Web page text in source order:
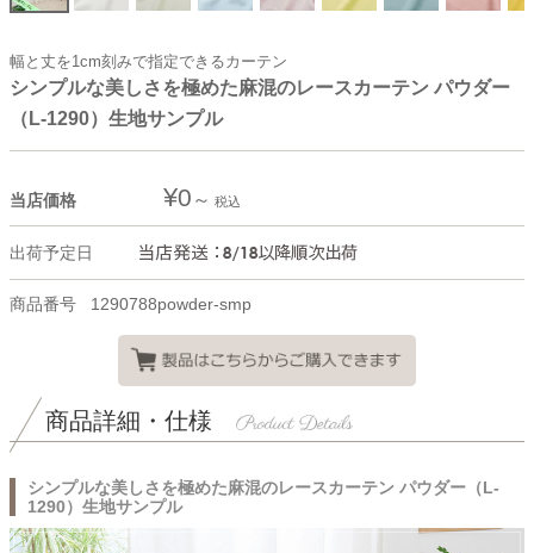
幅と丈を1cm刻みで指定できるカーテン
シンプルな美しさを極めた麻混のレースカーテン パウダー
（L-1290）生地サンプル
当店価格 ¥0 税込
出荷予定日
商品番号 1290788powder-smp
商品詳細・仕様
シンプルな美しさを極めた麻混のレースカーテン パウダー（L-
1290）生地サンプル